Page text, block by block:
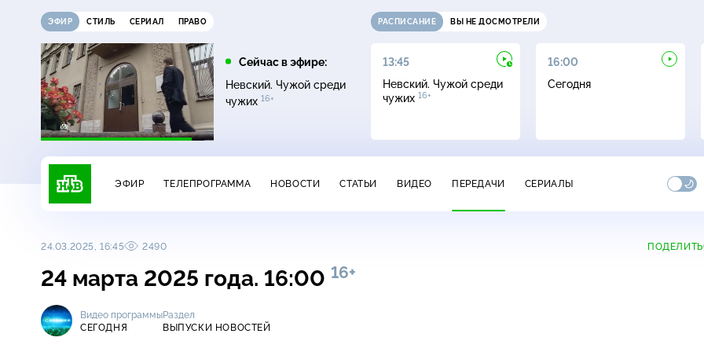
ЭФИР СТИЛЬ СЕРИАЛ ПРАВО
Сейчас в эфире:
Невский. Чужой среди
чужих 16+
РАСПИСАНИЕ ВЫ НЕ ДОСМОТРЕЛИ
12:00
Жди меня16+
13:00
Сегодня
13:45
Невский. Чужой среди
чужих 16+
16:00
Сегодня
ЭФИР ТЕЛЕПРОГРАММА НОВОСТИ СТАТЬИ ВИДЕО ПЕРЕДАЧИ СЕРИАЛЫ
24.03.2025, 16:45 2490
24 марта 2025 года. 16:00 16+
Видео программы
СЕГОДНЯ
Раздел
ВЫПУСКИ НОВОСТЕЙ